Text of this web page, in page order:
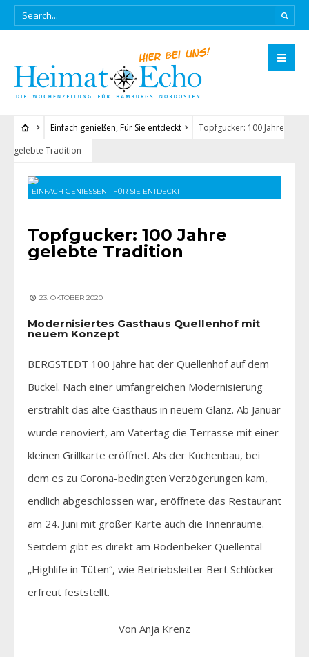
Einfach genießen, Für Sie entdeckt
Topfgucker: 100 Jahre
gelebte Tradition
EINFACH GENIESSEN • FÜR SIE ENTDECKT
Topfgucker: 100 Jahre
gelebte Tradition
23. OKTOBER 2020
Modernisiertes Gasthaus Quellenhof mit
neuem Konzept
BERGSTEDT 100 Jahre hat der Quellenhof auf dem
Buckel. Nach einer umfangreichen Modernisierung
erstrahlt das alte Gasthaus in neuem Glanz. Ab Januar
wurde renoviert, am Vatertag die Terrasse mit einer
kleinen Grillkarte eröffnet. Als der Küchenbau, bei
dem es zu Corona-bedingten Verzögerungen kam,
endlich abgeschlossen war, eröffnete das Restaurant
am 24. Juni mit großer Karte auch die Innenräume.
Seitdem gibt es direkt am Rodenbeker Quellental
„Highlife in Tüten“, wie Betriebsleiter Bert Schlöcker
erfreut feststellt.
Von Anja Krenz